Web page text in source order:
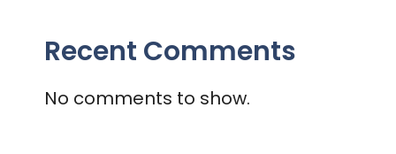
Recent Comments
No comments to show.